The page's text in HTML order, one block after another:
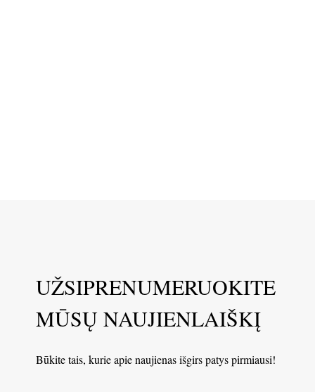
UŽSIPRENUMERUOKITE
MŪSŲ NAUJIENLAIŠKĮ
Būkite tais, kurie apie naujienas išgirs patys pirmiausi!